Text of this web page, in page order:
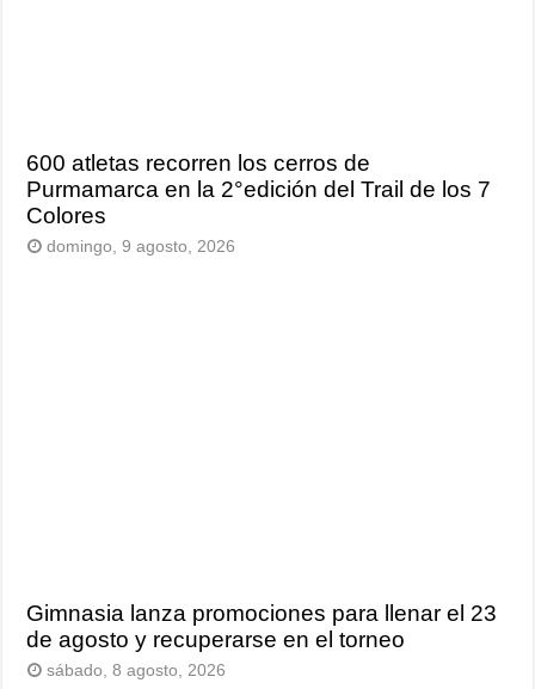
600 atletas recorren los cerros de
Purmamarca en la 2°edición del Trail de los 7
Colores
domingo, 9 agosto, 2026
Gimnasia lanza promociones para llenar el 23
de agosto y recuperarse en el torneo
sábado, 8 agosto, 2026